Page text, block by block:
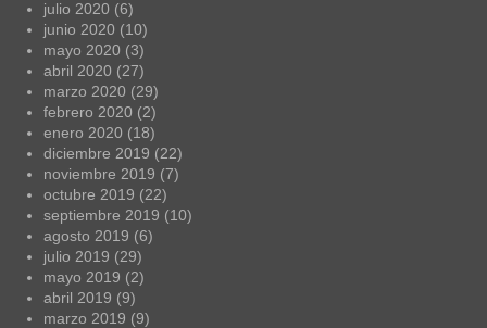
julio 2020 (6)
junio 2020 (10)
mayo 2020 (3)
abril 2020 (27)
marzo 2020 (29)
febrero 2020 (2)
enero 2020 (18)
diciembre 2019 (22)
noviembre 2019 (7)
octubre 2019 (22)
septiembre 2019 (10)
agosto 2019 (6)
julio 2019 (29)
mayo 2019 (2)
abril 2019 (9)
marzo 2019 (9)